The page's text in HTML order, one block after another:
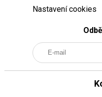
Nastavení cookies